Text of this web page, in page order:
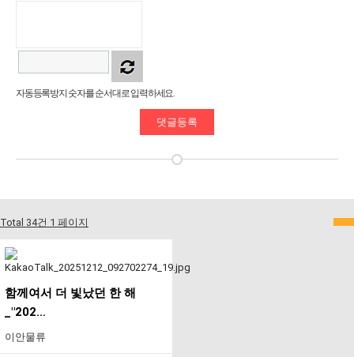
자동등록방지 숫자를 순서대로 입력하세요.
Total 34건 1 페이지
함께여서 더 빛났던 한 해
_"202…
이안물류